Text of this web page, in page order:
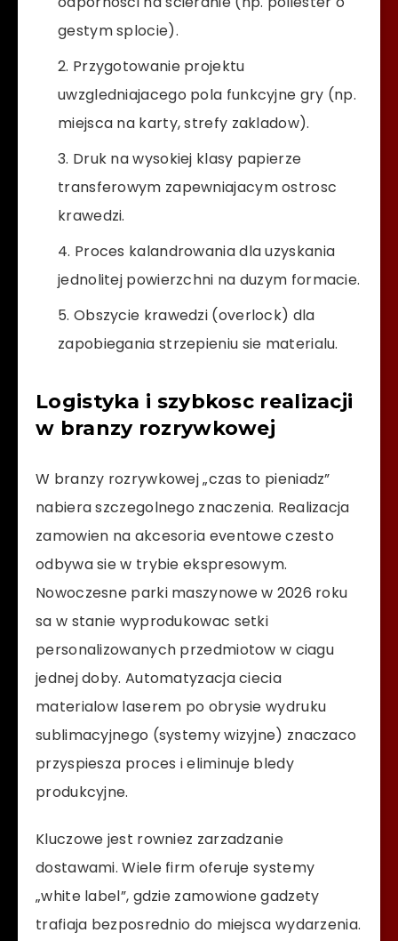
gestym splocie).
Przygotowanie projektu
uwzgledniajacego pola funkcyjne gry (np.
miejsca na karty, strefy zakladow).
Druk na wysokiej klasy papierze
transferowym zapewniajacym ostrosc
krawedzi.
Proces kalandrowania dla uzyskania
jednolitej powierzchni na duzym formacie.
Obszycie krawedzi (overlock) dla
zapobiegania strzepieniu sie materialu.
Logistyka i szybkosc realizacji
w branzy rozrywkowej
W branzy rozrywkowej „czas to pieniadz”
nabiera szczegolnego znaczenia. Realizacja
zamowien na akcesoria eventowe czesto
odbywa sie w trybie ekspresowym.
Nowoczesne parki maszynowe w 2026 roku
sa w stanie wyprodukowac setki
personalizowanych przedmiotow w ciagu
jednej doby. Automatyzacja ciecia
materialow laserem po obrysie wydruku
sublimacyjnego (systemy wizyjne) znaczaco
przyspiesza proces i eliminuje bledy
produkcyjne.
Kluczowe jest rowniez zarzadzanie
dostawami. Wiele firm oferuje systemy
„white label”, gdzie zamowione gadzety
trafiaja bezposrednio do miejsca wydarzenia.